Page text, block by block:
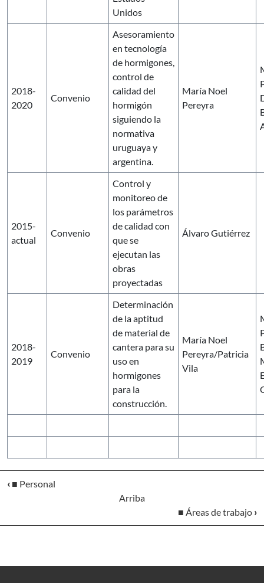
Unidos
2018-
2020
Convenio
Asesoramiento
en tecnología
de hormigones,
control de
calidad del
hormigón
siguiendo la
normativa
uruguaya y
argentina.
María Noel
Pereyra
2015-
actual
Convenio
Control y
monitoreo de
los parámetros
de calidad con
que se
ejecutan las
obras
proyectadas
Álvaro Gutiérrez
2018-
2019
Convenio
Determinación
de la aptitud
de material de
cantera para su
uso en
hormigones
para la
construcción.
María Noel
Pereyra/Patricia
Vila
‹ ■ Personal
Arriba
■ Áreas de trabajo ›